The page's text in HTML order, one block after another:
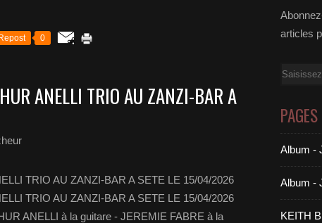
Repost 0
ANELLI TRIO AU ZANZI-BAR A
TRIO AU ZANZI-BAR A SETE LE 15/04/2026
TRIO AU ZANZI-BAR A SETE LE 15/04/2026
ANELLI à la guitare - JEREMIE FABRE à la
articles
Email
PAGES
Album -
Album -
KEITH